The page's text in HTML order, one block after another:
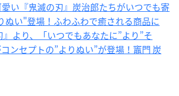
い『鬼滅の刃』炭治郎たちがいつでも寄
ぬい"登場！ふわふわで癒される商品に
より、「いつでもあなたに”より”そ
ンセプトの”よりぬい”が登場！竈門 炭